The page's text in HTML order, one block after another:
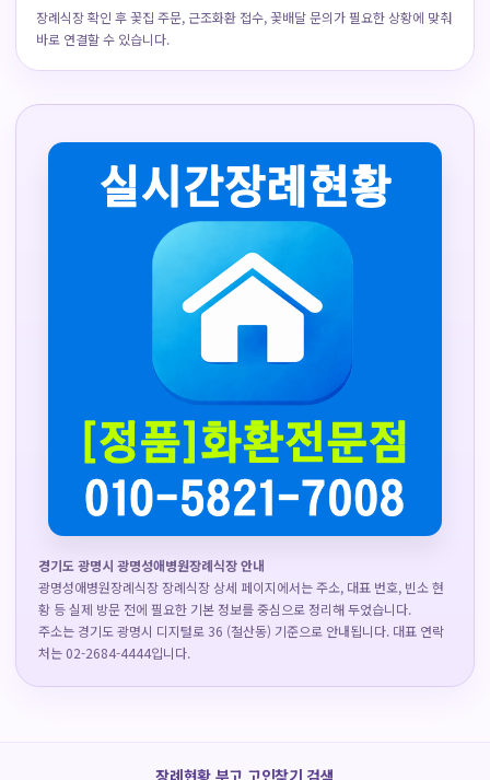
장례식장 확인 후 꽃집 주문, 근조화환 접수, 꽃배달 문의가 필요한 상황에 맞춰
바로 연결할 수 있습니다.
경기도 광명시 광명성애병원장례식장 안내
광명성애병원장례식장 장례식장 상세 페이지에서는 주소, 대표 번호, 빈소 현
황 등 실제 방문 전에 필요한 기본 정보를 중심으로 정리해 두었습니다.
주소는 경기도 광명시 디지털로 36 (철산동) 기준으로 안내됩니다. 대표 연락
처는 02-2684-4444입니다.
장례현황 부고 고인찾기 검색